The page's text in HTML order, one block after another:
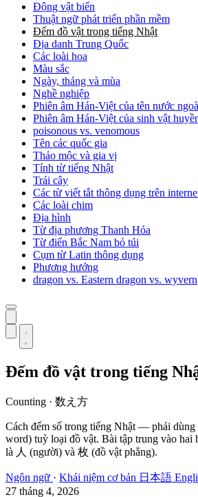
Động vật biển
Thuật ngữ phát triển phần mềm
Đếm đồ vật trong tiếng Nhật
Địa danh Trung Quốc
Các loài hoa
Màu sắc
Ngày, tháng và mùa
Nghề nghiệp
Phiên âm Hán-Việt của tên nước
Phiên âm Hán-Việt của sinh vật
poisonous vs. venomous
Tên các quốc gia
Thảo mộc và gia vị
Tính từ tiếng Nhật
Trái cây
Các từ viết tắt thông dụng trên
Các loài chim
Địa hình
Từ địa phương Thanh Hóa
Từ điển Bắc Nam bỏ túi
Cụm từ Latin thông dụng
Phương hướng
dragon vs. Eastern dragon vs. wyvern
Đếm đồ vật trong tiếng
Counting · 数え方
Cách đếm số trong tiếng Nhật — phải dùng
word) tuỳ loại đồ vật. Bài tập trung vào hai
là 人 (người) và 枚 (đồ vật phẳng).
Ngôn ngữ · Khái niệm cơ bản 日本語
27 tháng 4, 2026